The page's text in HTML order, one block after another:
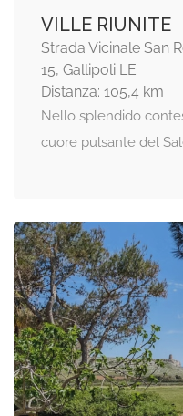
VILLE RIUNITE
Strada Vicinale San
15, Gallipoli LE
Distanza: 105,4 km
Nello splendido
cuore pulsante del